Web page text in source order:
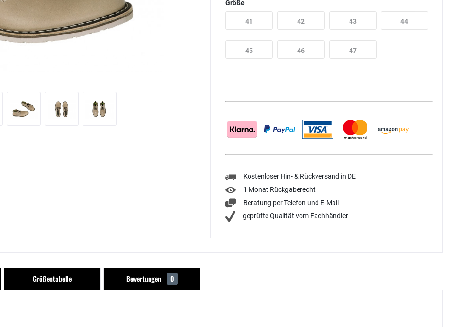
Größe
41 42 43 44
45 46 47
Kostenloser Hin- & Rückversand in DE
1 Monat Rückgaberecht
Beratung per Telefon und E-Mail
geprüfte Qualität vom Fachhändler
Größentabelle Bewertungen 0